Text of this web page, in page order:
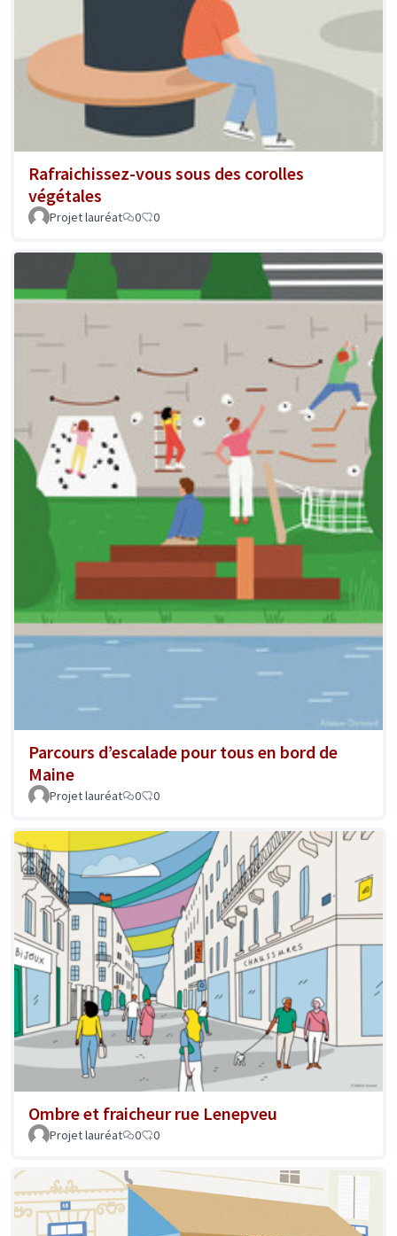
Rafraichissez-vous sous des corolles
végétales
Projet lauréat 0 0
Parcours d’escalade pour tous en bord de
Maine
Projet lauréat 0 0
Ombre et fraicheur rue Lenepveu
Projet lauréat 0 0